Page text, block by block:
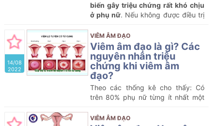
biến gây triệu chứng rất khó chịu
ở phụ nữ. Nếu không được điều trị
đúng cách bệnh sẽ rất dễ tái phát
nhiều lần, gây ảnh hưởng đến quá
trình sinh sản và đời sống tình dục.
Có rất nhiều bệnh nhân thắc mắc:
bị viêm âm đạo có nên quan hệ tình
dục? Vấn đề này sẽ được các
chuyên gia giải đáp trong bài viết
dưới đây
14/08
2022
VIÊM ÂM ĐẠO
Viêm âm đạo là gì? Các
nguyên nhân triệu
chứng khi viêm âm
đạo?
Theo các thống kê cho thấy: Có
trên 80% phụ nữ từng ít nhất một
lần trong đời mắc bệnh viêm phụ
khoa Tuy nhiên, không phải chị em
VIÊM ÂM ĐẠO